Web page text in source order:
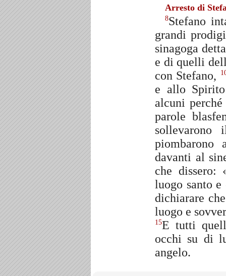
Arresto di
8Stefano
grandi
sinagoga
e di quelli
con Stefano,
e allo
alcuni
parole
piombarono
davanti al
che dissero:
luogo santo
dichiarare
luogo e
15E tutti
occhi su di
angelo.